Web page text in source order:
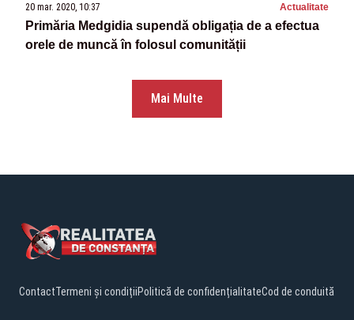
20 mar. 2020, 10:37 Actualitate
Primăria Medgidia supendă obligația de a efectua
orele de muncă în folosul comunității
Mai Multe
ContactTermeni și condițiiPolitică de confidențialitateCod de conduită